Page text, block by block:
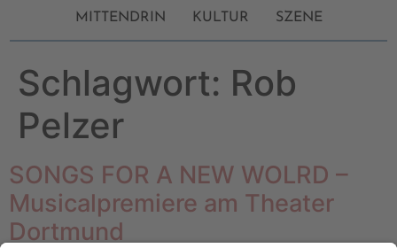
MITTENDRIN KULTUR SZENE
Schlagwort: Rob
Pelzer
SONGS FOR A NEW WOLRD –
Musicalpremiere am Theater
Dortmund